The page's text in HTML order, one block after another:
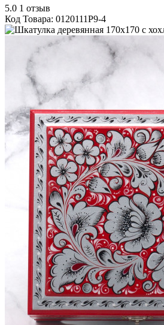
5.0 1 отзыв
Код Товара: 0120111P9-4